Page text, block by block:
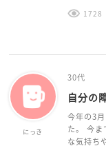
1728
にっき
30代
自分の
今年の3
た。 今ま
な気持ち